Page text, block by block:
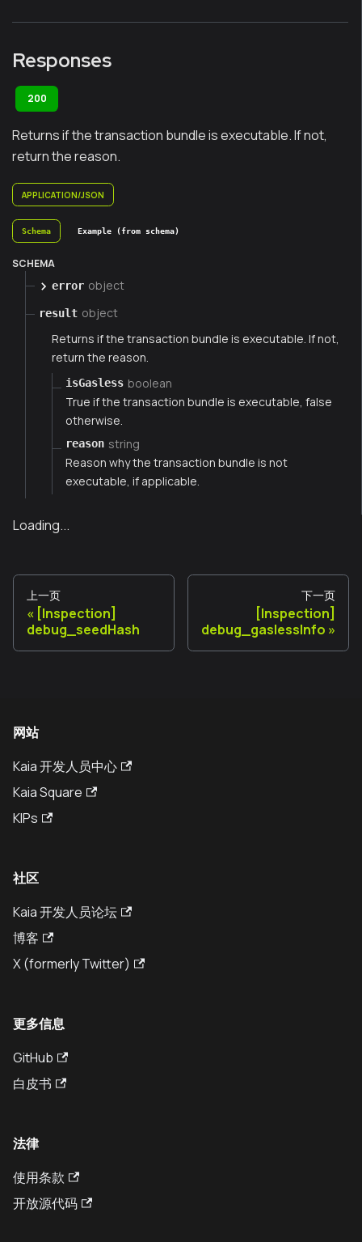
Responses
200
Returns if the transaction bundle is executable. If not,
return the reason.
APPLICATION/JSON
Schema Example (from schema)
SCHEMA
error object
result object
Returns if the transaction bundle is executable. If not,
return the reason.
isGasless boolean
True if the transaction bundle is executable, false
otherwise.
reason string
Reason why the transaction bundle is not
executable, if applicable.
Loading...
上一页
[Inspection]
debug_seedHash
下一页
[Inspection]
debug_gaslessInfo
网站
Kaia 开发人员中心
Kaia Square
KIPs
社区
Kaia 开发人员论坛
博客
X (formerly Twitter)
更多信息
GitHub
白皮书
法律
使用条款
开放源代码